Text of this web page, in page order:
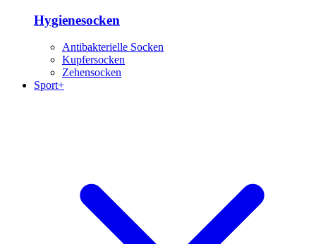
Hygienesocken
Antibakterielle Socken
Kupfersocken
Zehensocken
Sport+